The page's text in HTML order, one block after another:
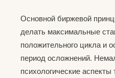
Основной биржевой
делать максимальные
положительного цикла и
период осложнений.
психологические